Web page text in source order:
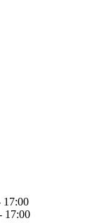
17:00
17:00